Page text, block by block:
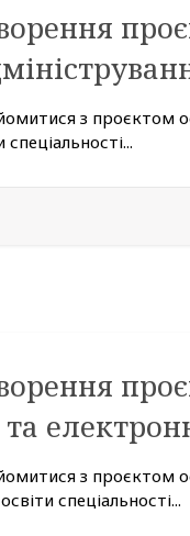
з проєктом
з проєктом
спеціальності...